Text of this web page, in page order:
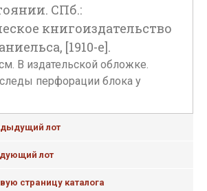
СПб.:
книгоиздательство
[1910-е].
В издательской обложке.
перфорации блока у
лот
лот
страницу каталога